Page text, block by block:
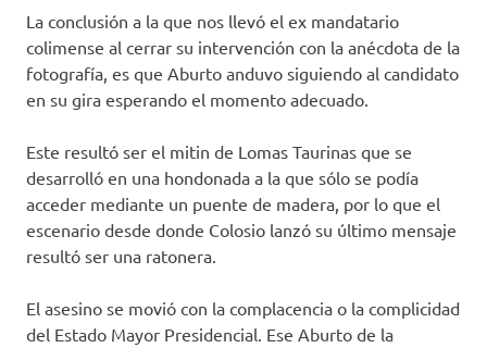
La conclusión a la que nos llevó el ex mandatario
colimense al cerrar su intervención con la anécdota de la
fotografía, es que Aburto anduvo siguiendo al candidato
en su gira esperando el momento adecuado.
Este resultó ser el mitin de Lomas Taurinas que se
desarrolló en una hondonada a la que sólo se podía
acceder mediante un puente de madera, por lo que el
escenario desde donde Colosio lanzó su último mensaje
resultó ser una ratonera.
El asesino se movió con la complacencia o la complicidad
del Estado Mayor Presidencial. Ese Aburto de la